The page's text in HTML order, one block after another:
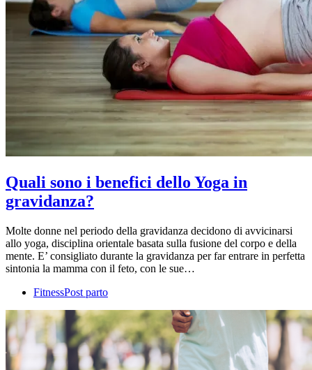
Quali sono i benefici dello Yoga in
gravidanza?
Molte donne nel periodo della gravidanza decidono di avvicinarsi
allo yoga, disciplina orientale basata sulla fusione del corpo e della
mente. E’ consigliato durante la gravidanza per far entrare in perfetta
sintonia la mamma con il feto, con le sue…
FitnessPost parto